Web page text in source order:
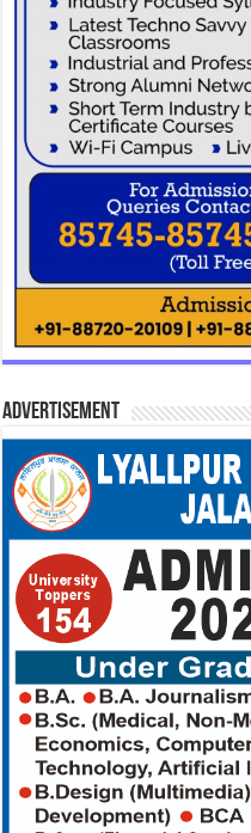
Advertisement